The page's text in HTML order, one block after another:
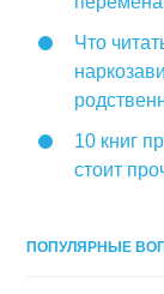
Что
10 книг
стоит
ПОПУЛЯРНЫЕ